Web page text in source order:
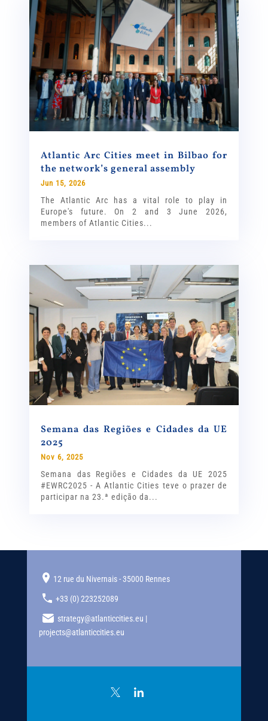
Atlantic Arc Cities meet in Bilbao for
the network’s general assembly
Jun 15, 2026
The Atlantic Arc has a vital role to play in
Europe's future. On 2 and 3 June 2026,
members of Atlantic Cities...
Semana das Regiões e Cidades da UE
2025
Nov 6, 2025
Semana das Regiões e Cidades da UE 2025
#EWRC2025 - A Atlantic Cities teve o prazer de
participar na 23.ª edição da...
12 rue du Nivernais - 35000 Rennes
+33 (0) 223252089
strategy@atlanticcities.eu |
projects@atlanticcities.eu